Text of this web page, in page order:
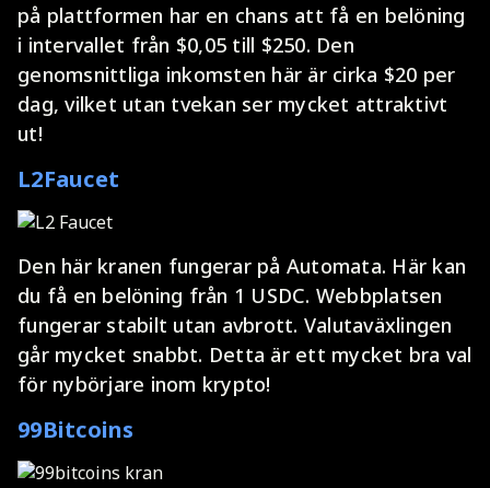
på plattformen har en chans att få en belöning
i intervallet från $0,05 till $250. Den
genomsnittliga inkomsten här är cirka $20 per
dag, vilket utan tvekan ser mycket attraktivt
ut!
L2Faucet
Den här kranen fungerar på Automata. Här kan
du få en belöning från 1 USDC. Webbplatsen
fungerar stabilt utan avbrott. Valutaväxlingen
går mycket snabbt. Detta är ett mycket bra val
för nybörjare inom krypto!
99Bitcoins